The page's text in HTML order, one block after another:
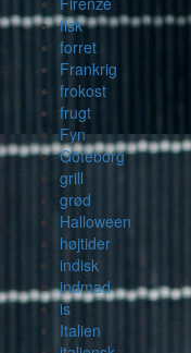
fisk
forret
Frankrig
frokost
frugt
Fyn
Göteborg
grill
grød
Halloween
højtider
indisk
indmad
is
Italien